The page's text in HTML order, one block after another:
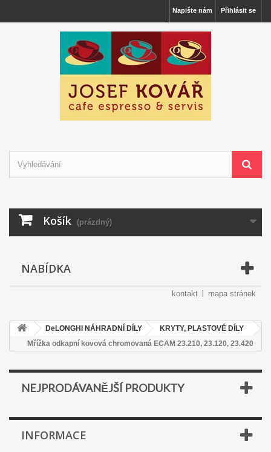
Přihlásit se
Napište nám
Košík (prázdný)
NABÍDKA
kontakt mapa stránek
DeLONGHI NÁHRADNÍ DÍLY
KRYTY, PLASTOVÉ DÍLY
Mřížka odkapní kovová chromovaná ECAM 23.210, 23.120, 23.420
NEJPRODÁVANĚJŠÍ PRODUKTY
INFORMACE